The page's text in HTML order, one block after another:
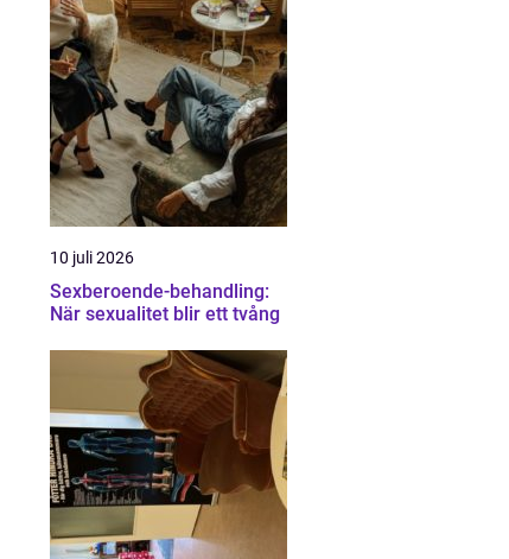
10 juli 2026
Sexberoende-behandling:
När sexualitet blir ett tvång